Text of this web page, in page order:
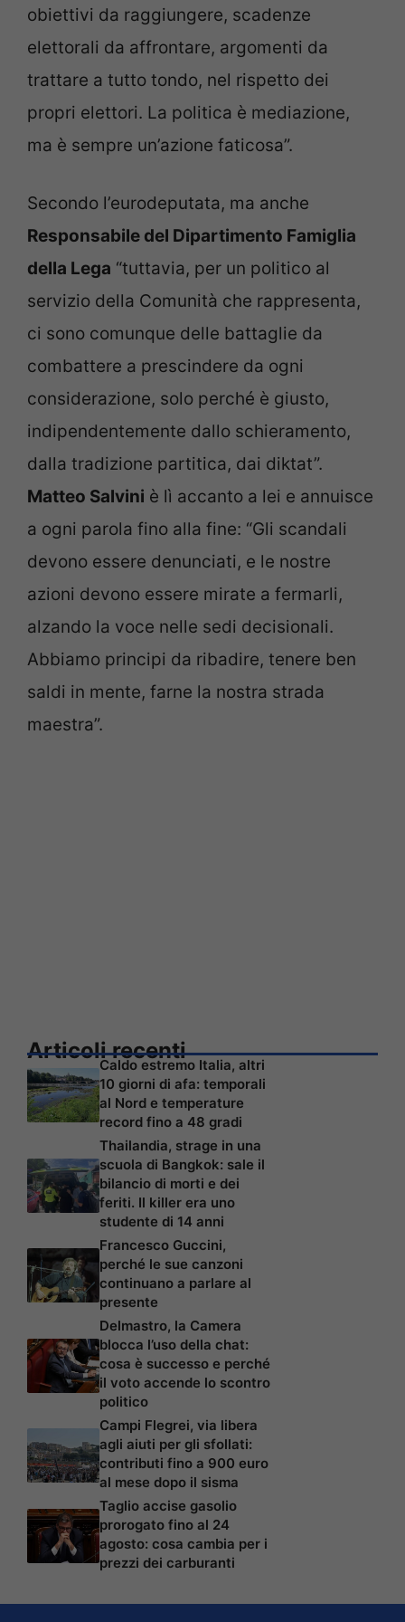
obiettivi da raggiungere, scadenze
elettorali da affrontare, argomenti da
trattare a tutto tondo, nel rispetto dei
propri elettori. La politica è mediazione,
ma è sempre un’azione faticosa”.
Secondo l’eurodeputata, ma anche
Responsabile del Dipartimento Famiglia
della Lega “tuttavia, per un politico al
servizio della Comunità che rappresenta,
ci sono comunque delle battaglie da
combattere a prescindere da ogni
considerazione, solo perché è giusto,
indipendentemente dallo schieramento,
dalla tradizione partitica, dai diktat”.
Matteo Salvini è lì accanto a lei e annuisce
a ogni parola fino alla fine: “Gli scandali
devono essere denunciati, e le nostre
azioni devono essere mirate a fermarli,
alzando la voce nelle sedi decisionali.
Abbiamo principi da ribadire, tenere ben
saldi in mente, farne la nostra strada
maestra”.
Articoli recenti
Caldo estremo Italia, altri
10 giorni di afa: temporali
al Nord e temperature
record fino a 48 gradi
Thailandia, strage in una
scuola di Bangkok: sale il
bilancio di morti e dei
feriti. Il killer era uno
studente di 14 anni
Francesco Guccini,
perché le sue canzoni
continuano a parlare al
presente
Delmastro, la Camera
blocca l’uso della chat:
cosa è successo e perché
il voto accende lo scontro
politico
Campi Flegrei, via libera
agli aiuti per gli sfollati:
contributi fino a 900 euro
al mese dopo il sisma
Taglio accise gasolio
prorogato fino al 24
agosto: cosa cambia per i
prezzi dei carburanti